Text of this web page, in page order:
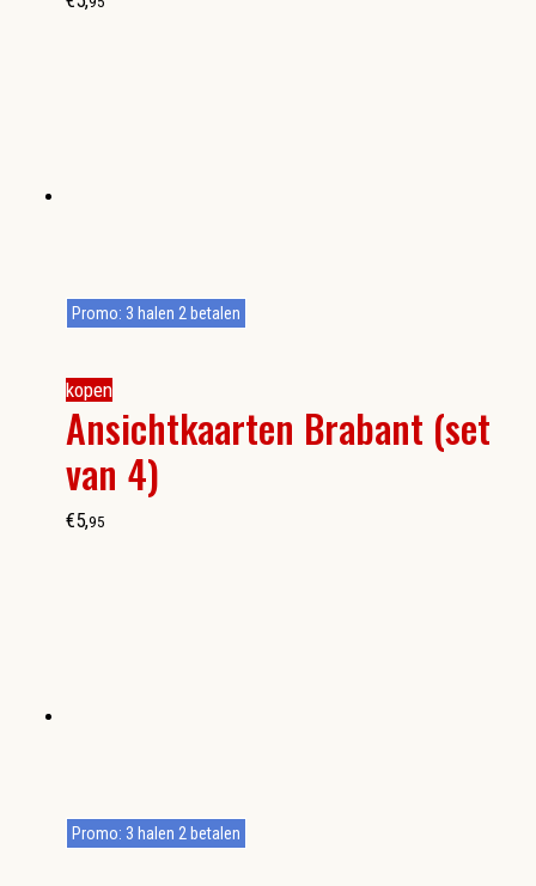
kopen
Ansichtkaarten Brabant (set
van 4)
Promo: 3 halen 2 betalen
€5,95
Promo: 3 halen 2 betalen